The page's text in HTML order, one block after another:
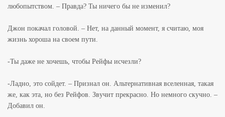
любопытством. – Правда? Ты ничего бы не изменил?
Джон покачал головой. – Нет, на данный момент, я считаю, моя
жизнь хороша на своем пути.
-Ты даже не хочешь, чтобы Рейфы исчезли?
-Ладно, это сойдет. – Признал он. Альтернативная вселенная, такая
же, как эта, но без Рейфов. Звучит прекрасно. Но немного скучно. –
Добавил он.